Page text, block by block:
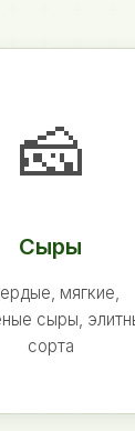
🧀
Сыры
мягкие,
сыры,
сорта